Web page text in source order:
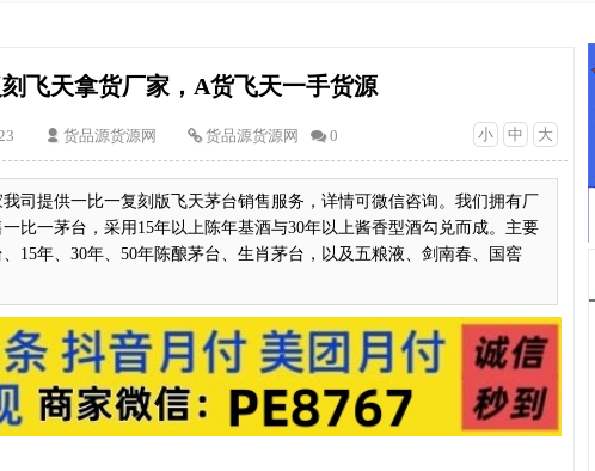
飞天拿货厂家，A货飞天一手货源
小 中 大
货品源货源网 货品源货源网 0
司提供一比一复刻版飞天茅台销售服务，详情可微信咨询。我们拥有厂
比一茅台，采用15年以上陈年基酒与30年以上酱香型酒勾兑而成。主要
15年、30年、50年陈酿茅台、生肖茅台，以及五粮液、剑南春、国窖